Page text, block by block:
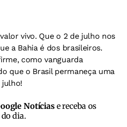
vivo. Que o 2 de julho nos
a Bahia é dos brasileiros.
como vanguarda
que o Brasil permaneça uma
julho!
Notíciase receba os
dia.